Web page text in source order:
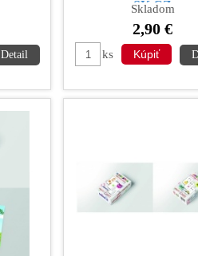
Detail
SK,CZ
Skladom
2,90 €
ks